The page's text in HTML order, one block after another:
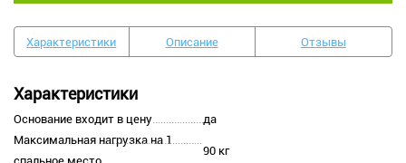
Характеристики Описание Отзывы
Характеристики
Основание входит в цену
да
Максимальная нагрузка на 1
90 кг